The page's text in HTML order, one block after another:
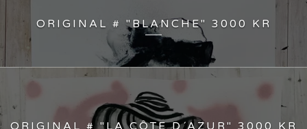
ORIGINAL # "BLANCHE" 3000 KR
ORIGINAL # "LA CÔTE D´AZUR" 3000 KR